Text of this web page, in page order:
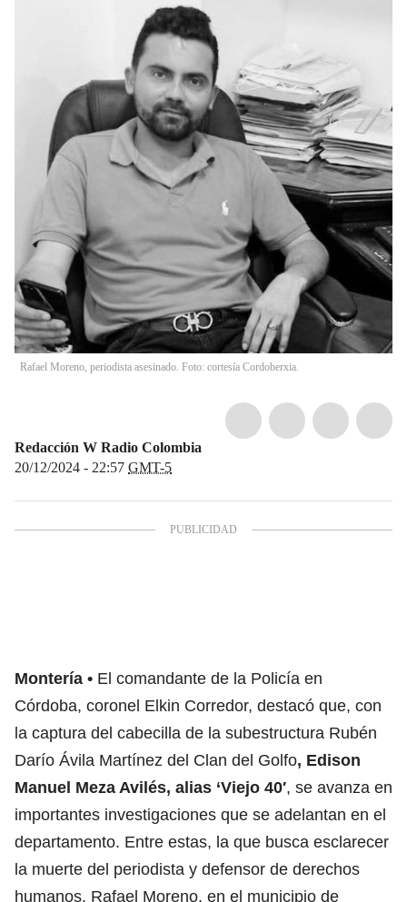
Rafael Moreno, periodista asesinado. Foto: cortesía Cordoberxia.
Redacción W Radio Colombia
20/12/2024 - 22:57 GMT-5
Montería
El comandante de la Policía en
Córdoba, coronel Elkin Corredor, destacó que, con
la captura del cabecilla de la subestructura Rubén
Darío Ávila Martínez del Clan del Golfo, Edison
Manuel Meza Avilés, alias ‘Viejo 40′, se avanza en
importantes investigaciones que se adelantan en el
departamento. Entre estas, la que busca esclarecer
la muerte del periodista y defensor de derechos
humanos, Rafael Moreno, en el municipio de